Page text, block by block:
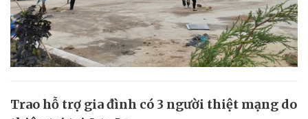
Trao hỗ trợ gia đình có 3 người thiệt mạng do